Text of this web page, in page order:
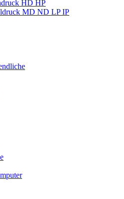
HD HP
MD ND LP IP